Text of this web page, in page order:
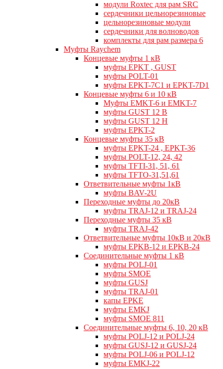
модули Roxtec для рам SRC
сердечники цельнорезиновые
цельнорезиновые модули
сердечники для волноводов
комплекты для рам размера 6
Муфты Raychem
Концевые муфты 1 кВ
муфты EPKT , GUST
муфты POLT-01
муфты EPKT-7C1 и EPKT-7D1
Концевые муфты 6 и 10 кВ
Муфты EMKT-6 и EMKT-7
муфты GUST 12 В
муфты GUST 12 Н
муфты EPKT-2
Концевые муфты 35 кВ
муфты EPKT-24 , EPKT-36
муфты POLT-12, 24, 42
муфты TFTI-31, 51, 61
муфты TFTO-31,51,61
Ответвительные муфты 1кВ
муфты BAV-2U
Переходные муфты до 20кВ
муфты TRAJ-12 и TRAJ-24
Переходные муфты 35 кВ
муфты TRAJ-42
Ответвительные муфты 10кВ и 20кВ
муфты EPKB-12 и EPKB-24
Cоединительные муфты 1 кВ
муфты POLJ-01
муфты SMOE
муфты GUSJ
муфты TRAJ-01
капы EPKE
муфты EMKJ
муфты SMOE 811
Соединительные муфты 6, 10, 20 кВ
муфты POLJ-12 и POLJ-24
муфты GUSJ-12 и GUSJ-24
муфты POLJ-06 и POLJ-12
муфты EMKJ-22